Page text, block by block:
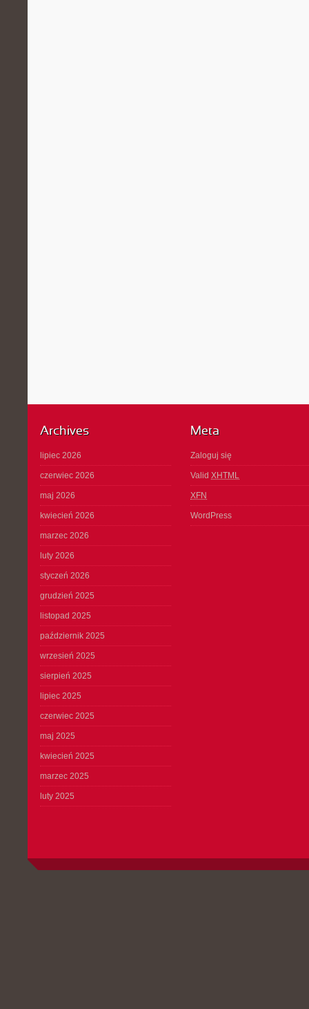
Archives
lipiec 2026
czerwiec 2026
maj 2026
kwiecień 2026
marzec 2026
luty 2026
styczeń 2026
grudzień 2025
listopad 2025
październik 2025
wrzesień 2025
sierpień 2025
lipiec 2025
czerwiec 2025
maj 2025
kwiecień 2025
marzec 2025
luty 2025
Meta
Zaloguj się
Valid XHTML
XFN
WordPress